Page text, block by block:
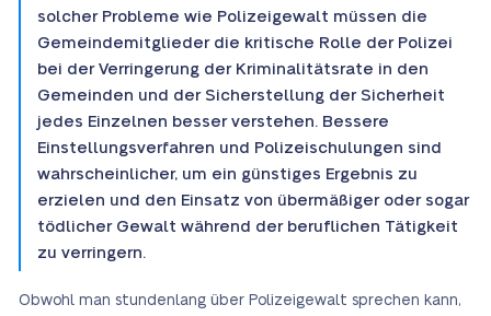
solcher Probleme wie Polizeigewalt müssen die
Gemeindemitglieder die kritische Rolle der Polizei
bei der Verringerung der Kriminalitätsrate in den
Gemeinden und der Sicherstellung der Sicherheit
jedes Einzelnen besser verstehen. Bessere
Einstellungsverfahren und Polizeischulungen sind
wahrscheinlicher, um ein günstiges Ergebnis zu
erzielen und den Einsatz von übermäßiger oder sogar
tödlicher Gewalt während der beruflichen Tätigkeit
zu verringern.
Obwohl man stundenlang über Polizeigewalt sprechen kann,